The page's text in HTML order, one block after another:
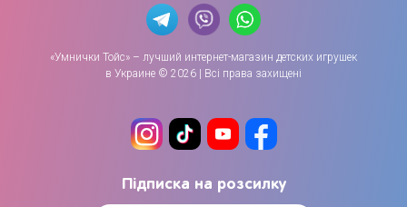
«Умнички Тойс» – лучший интернет-магазин детских игрушек
в Украине © 2026 | Всі права захищені
Підписка на розсилку